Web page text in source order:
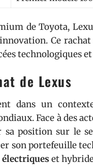
de Toyota,
Ce
technologiques
de Lexus
dans un
Face à des
position sur le
son portefeuille
et